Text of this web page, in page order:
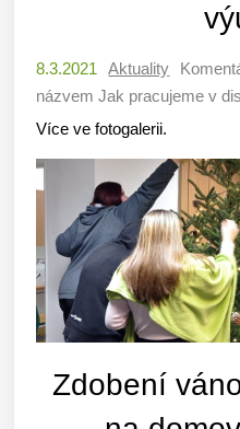
8.3.2021 Aktuality
názvem Jak pracujeme v
Více ve fotogalerii.
Zdobení